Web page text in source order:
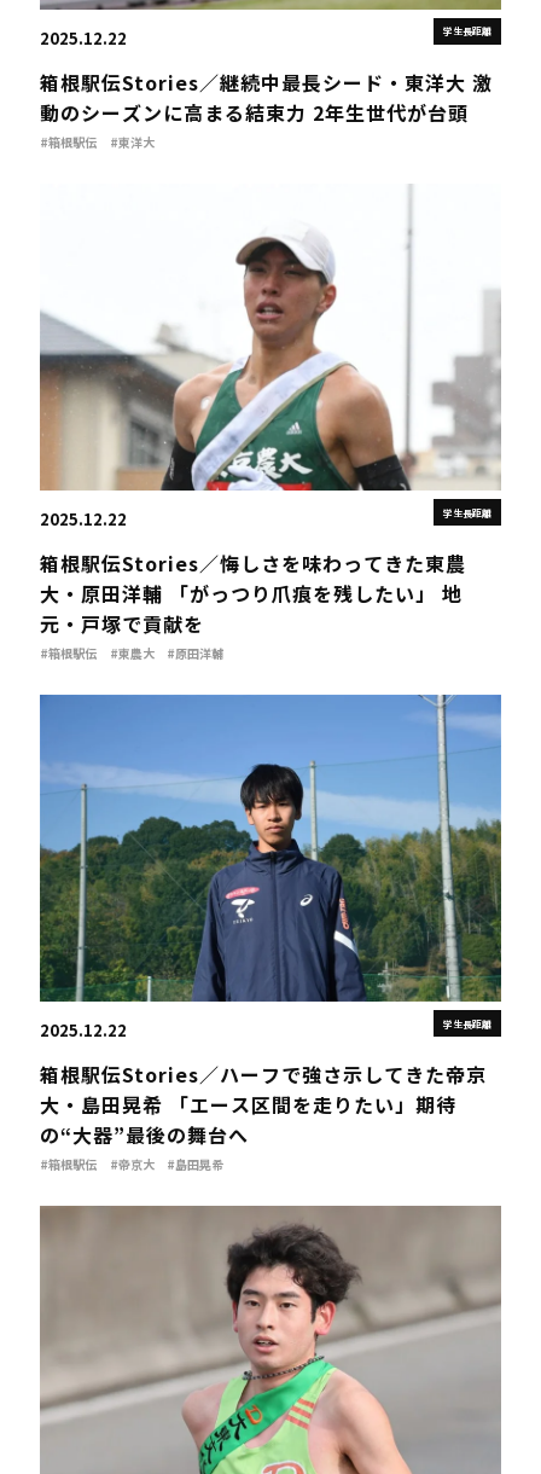
学生長距離
2025.12.22
箱根駅伝Stories／継続中最長シード・東洋大 激
動のシーズンに高まる結束力 2年生世代が台頭
#箱根駅伝 #東洋大
学生長距離
2025.12.22
箱根駅伝Stories／悔しさを味わってきた東農
大・原田洋輔 「がっつり爪痕を残したい」 地
元・戸塚で貢献を
#箱根駅伝 #東農大 #原田洋輔
学生長距離
2025.12.22
箱根駅伝Stories／ハーフで強さ示してきた帝京
大・島田晃希 「エース区間を走りたい」期待
の“大器”最後の舞台へ
#箱根駅伝 #帝京大 #島田晃希